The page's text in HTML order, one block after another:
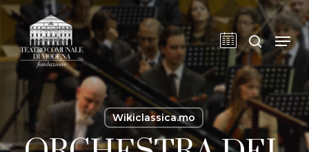
Skip
main
content
cerca
Wikiclassica.mo